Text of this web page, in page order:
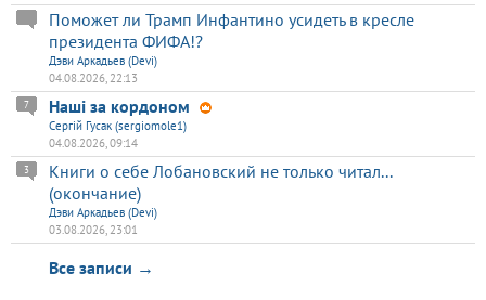
Поможет ли Трамп Инфантино усидеть в кресле
президента ФИФА!?
Дэви Аркадьев (Devi)
04.08.2026, 22:13
Наші за кордоном
7
Сергій Гусак (sergiomole1)
04.08.2026, 09:14
Книги о себе Лобановский не только читал...
(окончание)
3
Дэви Аркадьев (Devi)
03.08.2026, 23:01
Все записи →